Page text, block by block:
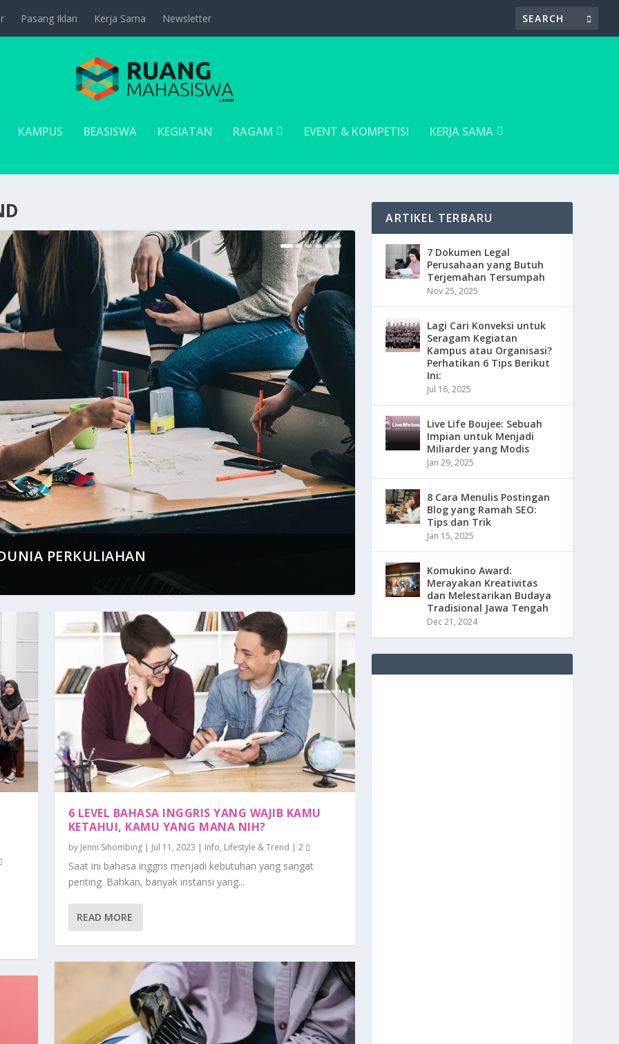
Pasang Iklan Kerja Sama Newsletter
KAMPUS BEASISWA KEGIATAN RAGAM EVENT & KOMPETISI KERJA SAMA
PERKULIAHAN
DAN KEBER...
PENTINGNYA DIG...
SEDANG TERGANGG...
KAMPUS
BRAIN ACADEMY
6 LEVEL BAHASA INGGRIS YANG WAJIB KAMU
KETAHUI, KAMU YANG MANA NIH?
by Jenni Sihombing| Jul 11, 2023 | Info, Lifestyle & Trend | 2
Saat ini bahasa inggris menjadi kebutuhan yang sangat
penting. Bahkan, banyak instansi yang...
READ MORE
ARTIKEL TERBARU
7 Dokumen Legal
Perusahaan yang Butuh
Terjemahan Tersumpah
Nov 25, 2025
Lagi Cari Konveksi untuk
Seragam Kegiatan
Kampus atau Organisasi?
Perhatikan 6 Tips Berikut
Ini:
Jul 16, 2025
Live Life Boujee: Sebuah
Impian untuk Menjadi
Miliarder yang Modis
Jan 29, 2025
8 Cara Menulis Postingan
Blog yang Ramah SEO:
Tips dan Trik
Jan 15, 2025
Komukino Award:
Merayakan Kreativitas
dan Melestarikan Budaya
Tradisional Jawa Tengah
Dec 21, 2024